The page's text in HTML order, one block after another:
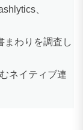
、
まわりを調査し
ネイティブ連